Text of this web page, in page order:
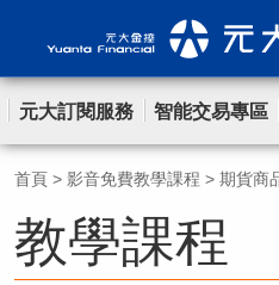
元大訂閱服務 智能交易專區
首頁 > 影音免費教學課程 > 期貨商
教學課程